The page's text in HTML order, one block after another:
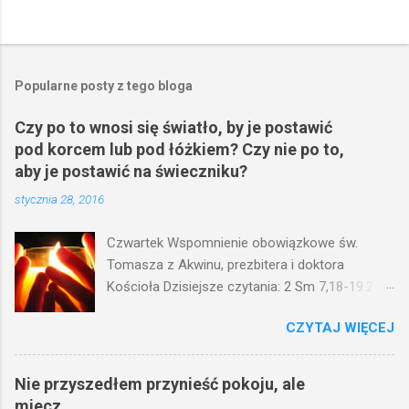
Popularne posty z tego bloga
Czy po to wnosi się światło, by je postawić
pod korcem lub pod łóżkiem? Czy nie po to,
aby je postawić na świeczniku?
stycznia 28, 2016
Czwartek Wspomnienie obowiązkowe św.
Tomasza z Akwinu, prezbitera i doktora
Kościoła Dzisiejsze czytania: 2 Sm 7,18-19.24-
(Mk 4,21-25) Jezus mówił ludowi: Czy po to
wnosi się światło, by je postawić pod korcem
lub pod łóżkiem? Czy nie po to, aby je postawić
na świeczniku? Nie ma bowiem nic ukrytego, co
CZYTAJ WIĘCEJ
Nie przyszedłem przynieść pokoju, ale